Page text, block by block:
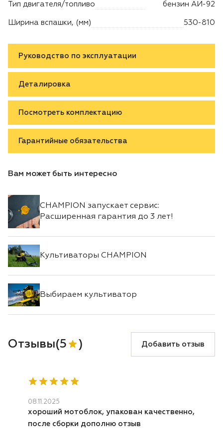
Тип двигателя/топливо
бензин АИ-92
Ширина вспашки, (мм) 530-810
Руководство по эксплуатации
Деталировка
Посмотреть комплектацию
Гарантийные обязательства
Вам может быть интересно
CHAMPION запускает сервис:
Расширенная гарантия до 3 лет!
Культиваторы CHAMPION
Выбираем культиватор
Отзывы(5 ) Добавить отзыв
08.11.2025
хороший мотоблок, упакован качественно,
после сборки дополню отзыв